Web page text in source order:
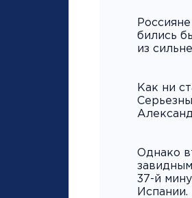
бились
из
Как ни
Однако
37-й
Испании.